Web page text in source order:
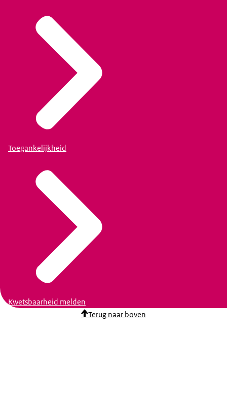
Toegankelijkheid
Kwetsbaarheid melden
Terug naar boven